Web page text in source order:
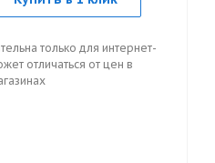
только для интернет-
отличаться от цен в